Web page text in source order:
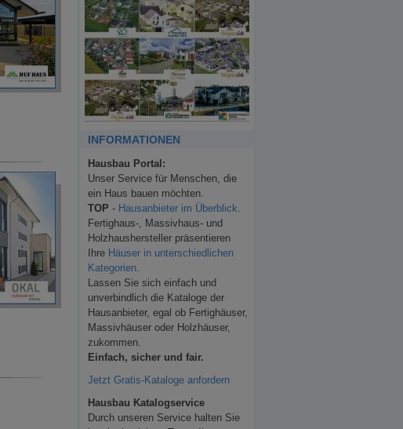
INFORMATIONEN
Hausbau Portal:
Unser Service für Menschen, die
ein Haus bauen möchten.
TOP - Hausanbieter im Überblick
Fertighaus-, Massivhaus- und
Holzhaushersteller präsentieren
Ihre Häuser in unterschiedlichen
Kategorien
Lassen Sie sich einfach und
unverbindlich die Kataloge der
Hausanbieter, egal ob Fertighäuser,
Massivhäuser oder Holzhäuser,
zukommen.
Einfach, sicher und fair.
Jetzt Gratis-Kataloge anfordern
Hausbau Katalogservice
Durch unseren Service halten Sie